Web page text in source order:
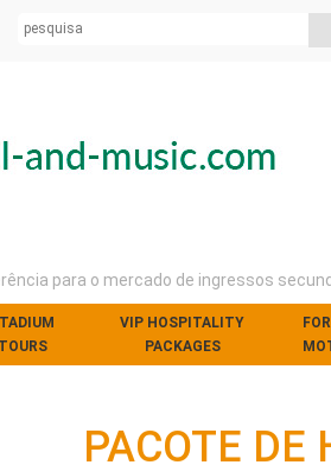
para o mercado de ingressos
TOURS
VIP HOSPITALITY
PACKAGES
PACOTE DE